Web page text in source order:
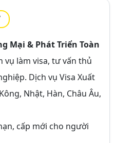
Mại & Phát Triển Toàn
vụ làm visa, tư vấn thủ
Dịch vụ Visa Xuất
Nhật, Hàn, Châu Âu,
cấp mới cho người